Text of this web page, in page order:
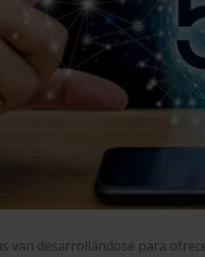
van desarrollándose para